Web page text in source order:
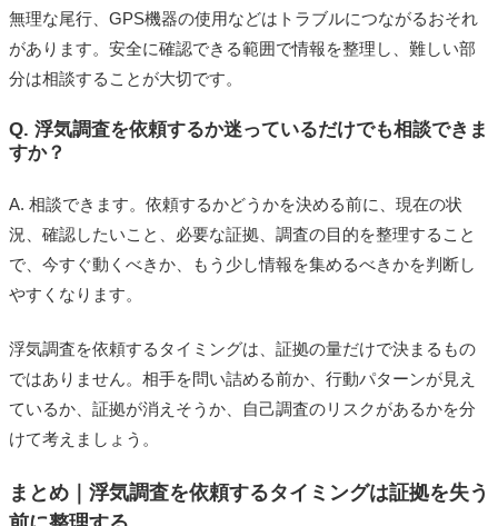
無理な尾行、GPS機器の使用などはトラブルにつながるおそれ
があります。安全に確認できる範囲で情報を整理し、難しい部
分は相談することが大切です。
Q. 浮気調査を依頼するか迷っているだけでも相談できま
すか？
A. 相談できます。依頼するかどうかを決める前に、現在の状
況、確認したいこと、必要な証拠、調査の目的を整理すること
で、今すぐ動くべきか、もう少し情報を集めるべきかを判断し
やすくなります。
浮気調査を依頼するタイミングは、証拠の量だけで決まるもの
ではありません。相手を問い詰める前か、行動パターンが見え
ているか、証拠が消えそうか、自己調査のリスクがあるかを分
けて考えましょう。
まとめ｜浮気調査を依頼するタイミングは証拠を失う